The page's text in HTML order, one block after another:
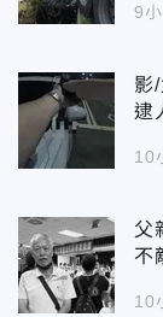
9
影
逮
10
父
不
10